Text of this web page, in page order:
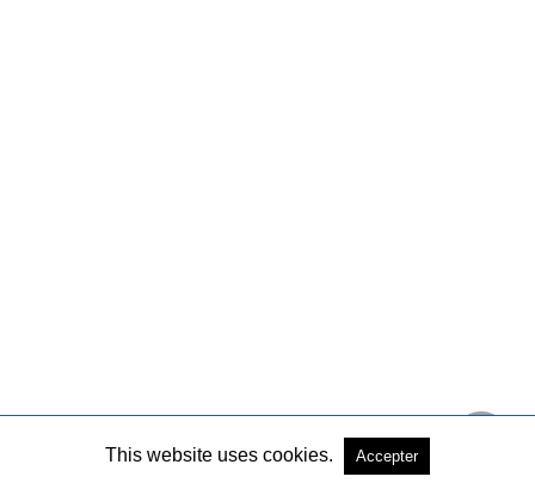
This website uses cookies. Accepter